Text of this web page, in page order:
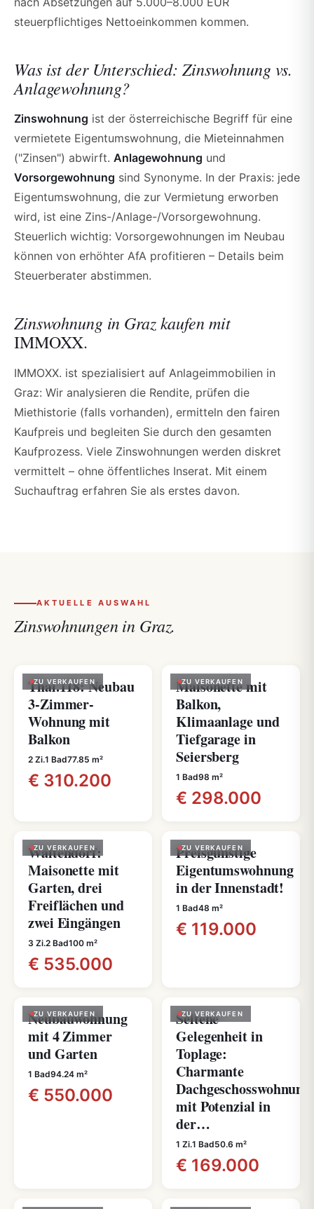
steuerpflichtiges Nettoeinkommen kommen.
Was ist der Unterschied: Zinswohnung vs.
Anlagewohnung?
Zinswohnung ist der österreichische Begriff für eine
vermietete Eigentumswohnung, die Mieteinnahmen
("Zinsen") abwirft. Anlagewohnung und
Vorsorgewohnung sind Synonyme. In der Praxis: jede
Eigentumswohnung, die zur Vermietung erworben
wird, ist eine Zins-/Anlage-/Vorsorgewohnung.
Steuerlich wichtig: Vorsorgewohnungen im Neubau
können von erhöhter AfA profitieren – Details beim
Steuerberater abstimmen.
Zinswohnung in Graz kaufen mit
IMMOXX.
IMMOXX. ist spezialisiert auf Anlageimmobilien in
Graz: Wir analysieren die Rendite, prüfen die
Miethistorie (falls vorhanden), ermitteln den fairen
Kaufpreis und begleiten Sie durch den gesamten
Kaufprozess. Viele Zinswohnungen werden diskret
vermittelt – ohne öffentliches Inserat. Mit einem
Suchauftrag erfahren Sie als erstes davon.
AKTUELLE AUSWAHL
Zinswohnungen in Graz.
ZU VERKAUFEN
Thal.118: Neubau
3-Zimmer-
Wohnung mit
Balkon
2 Zi.1 Bad77.85 m²
€ 310.200
ZU VERKAUFEN
Maisonette mit
Balkon,
Klimaanlage und
Tiefgarage in
Seiersberg
1 Bad98 m²
€ 298.000
ZU VERKAUFEN
Waltendorf:
Maisonette mit
Garten, drei
Freiflächen und
zwei Eingängen
3 Zi.2 Bad100 m²
€ 535.000
ZU VERKAUFEN
Preisgünstige
Eigentumswohnung
in der Innenstadt!
1 Bad48 m²
€ 119.000
ZU VERKAUFEN
Neubauwohnung
mit 4 Zimmer
und Garten
1 Bad94.24 m²
€ 550.000
ZU VERKAUFEN
Seltene
Gelegenheit in
Toplage:
Charmante
Dachgeschosswohnung
mit Potenzial in
der…
1 Zi.1 Bad50.6 m²
€ 169.000